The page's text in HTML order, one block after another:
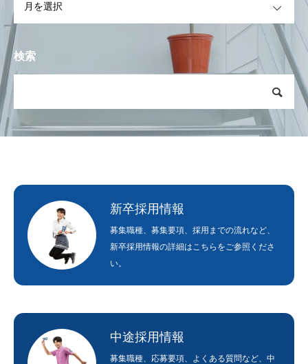
検索
新卒採用情報
募集職種、募集要項、採用までの流れなど、
新卒採用情報の詳細はこちらをご参照くださ
い。
中途採用情報
募集職種、応募要項、よくある質問など、中